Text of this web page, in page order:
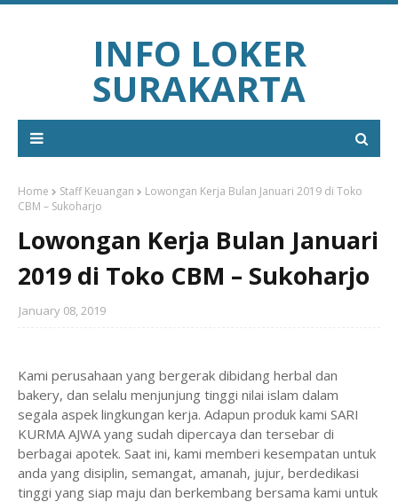
INFO LOKER
SURAKARTA
Home Staff Keuangan
Lowongan Kerja Bulan Januari 2019 di Toko
CBM – Sukoharjo
Lowongan Kerja Bulan Januari
2019 di Toko CBM – Sukoharjo
January 08, 2019
Kami perusahaan yang bergerak dibidang herbal dan
bakery, dan selalu menjunjung tinggi nilai islam dalam
segala aspek lingkungan kerja. Adapun produk kami SARI
KURMA AJWA yang sudah dipercaya dan tersebar di
berbagai apotek. Saat ini, kami memberi kesempatan untuk
anda yang disiplin, semangat, amanah, jujur, berdedikasi
tinggi yang siap maju dan berkembang bersama kami untuk